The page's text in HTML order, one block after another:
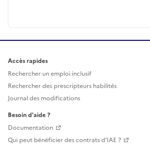
Accès rapides
Rechercher un emploi inclusif
Rechercher des prescripteurs habilités
Journal des modifications
Besoin d'aide ?
Documentation
Qui peut bénéficier des contrats d'IAE ?